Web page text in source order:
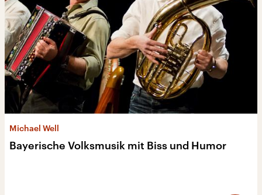
Michael Well
Bayerische Volksmusik mit Biss und Humor